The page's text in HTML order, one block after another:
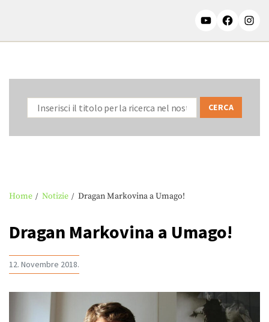
Home Notizie Dragan Markovina a Umago!
Dragan Markovina a Umago!
12. Novembre 2018.